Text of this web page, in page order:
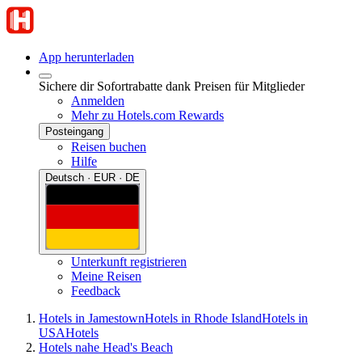
App herunterladen
Sichere dir Sofortrabatte dank Preisen für Mitglieder
Anmelden
Mehr zu Hotels.com Rewards
Posteingang
Reisen buchen
Hilfe
Deutsch · EUR · DE
Unterkunft registrieren
Meine Reisen
Feedback
Hotels in JamestownHotels in Rhode IslandHotels in
USAHotels
Hotels nahe Head's Beach